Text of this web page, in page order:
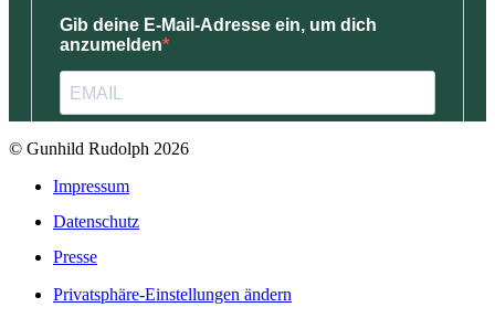
© Gunhild Rudolph 2026
Impressum
Datenschutz
Presse
Privatsphäre-Einstellungen ändern